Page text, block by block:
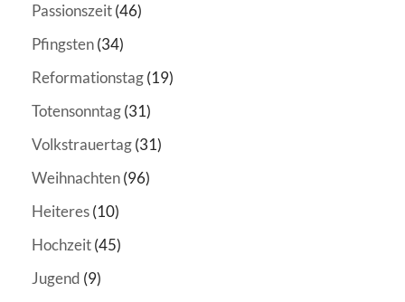
Passionszeit(46)
Pfingsten(34)
Reformationstag(19)
Totensonntag(31)
Volkstrauertag(31)
Weihnachten(96)
Heiteres(10)
Hochzeit(45)
Jugend (9)